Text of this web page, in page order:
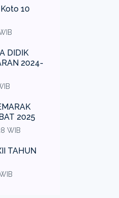
10
DIDIK
2024-
2025
WIB
TAHUN